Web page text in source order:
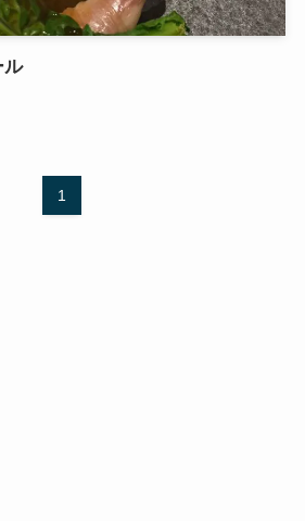
1